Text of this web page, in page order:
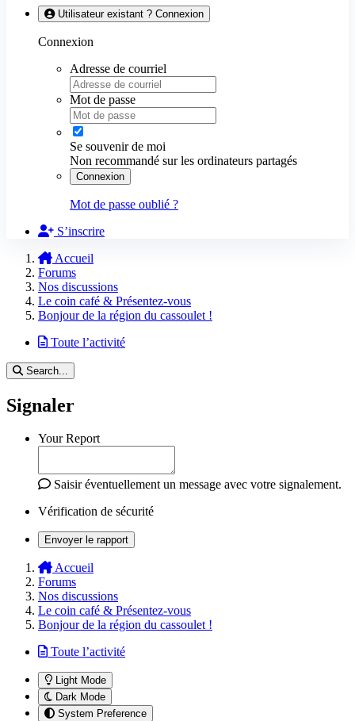
Utilisateur existant ? Connexion
Connexion
Adresse de courriel
Mot de passe
Se souvenir de moi
Non recommandé sur les ordinateurs partagés
Connexion
Mot de passe oublié ?
S’inscrire
Accueil
Forums
Nos discussions
Le coin café & Présentez-vous
Bonjour de la région du cassoulet !
Toute l’activité
Search...
Signaler
Your Report
Saisir éventuellement un message avec votre signalement.
Vérification de sécurité
Envoyer le rapport
Accueil
Forums
Nos discussions
Le coin café & Présentez-vous
Bonjour de la région du cassoulet !
Toute l’activité
Light Mode
Dark Mode
System Preference